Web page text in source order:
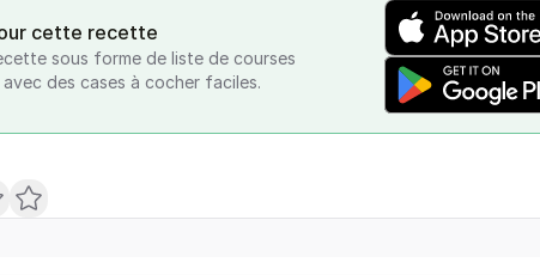
cette recette
sous forme de liste de courses
des cases à cocher faciles.